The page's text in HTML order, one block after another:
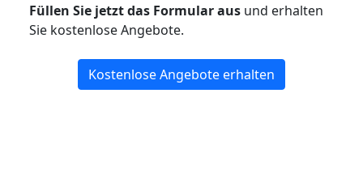
Füllen Sie jetzt das Formular aus und erhalten
Sie kostenlose Angebote.
Kostenlose Angebote erhalten